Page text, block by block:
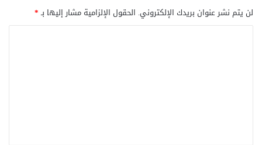
لن يتم نشر عنوان بريدك الإلكتروني. الحقول الإلزامية مشار إليها بـ*